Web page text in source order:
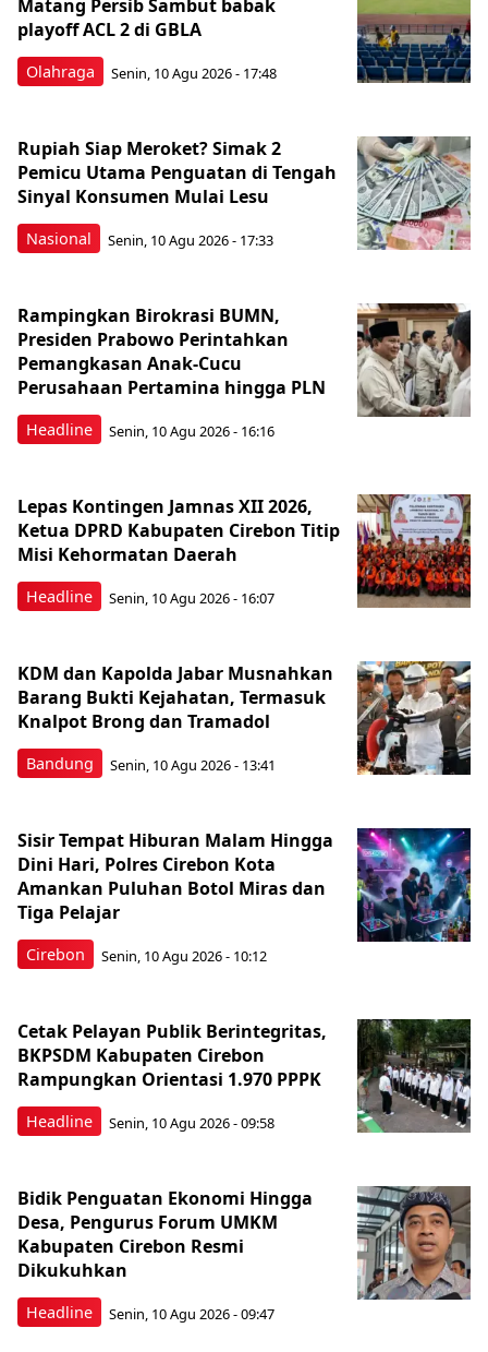
Olahraga
Matang Persib Sambut babak
playoff ACL 2 di GBLA
Senin, 10 Agu 2026 - 17:48
Nasional
Rupiah Siap Meroket? Simak 2
Pemicu Utama Penguatan di Tengah
Sinyal Konsumen Mulai Lesu
Senin, 10 Agu 2026 - 17:33
Headline
Rampingkan Birokrasi BUMN,
Presiden Prabowo Perintahkan
Pemangkasan Anak-Cucu
Perusahaan Pertamina hingga PLN
Senin, 10 Agu 2026 - 16:16
Headline
Lepas Kontingen Jamnas XII 2026,
Ketua DPRD Kabupaten Cirebon Titip
Misi Kehormatan Daerah
Senin, 10 Agu 2026 - 16:07
Bandung
KDM dan Kapolda Jabar Musnahkan
Barang Bukti Kejahatan, Termasuk
Knalpot Brong dan Tramadol
Senin, 10 Agu 2026 - 13:41
Cirebon
Sisir Tempat Hiburan Malam Hingga
Dini Hari, Polres Cirebon Kota
Amankan Puluhan Botol Miras dan
Tiga Pelajar
Senin, 10 Agu 2026 - 10:12
Headline
Cetak Pelayan Publik Berintegritas,
BKPSDM Kabupaten Cirebon
Rampungkan Orientasi 1.970 PPPK
Senin, 10 Agu 2026 - 09:58
Headline
Bidik Penguatan Ekonomi Hingga
Desa, Pengurus Forum UMKM
Kabupaten Cirebon Resmi
Dikukuhkan
Senin, 10 Agu 2026 - 09:47